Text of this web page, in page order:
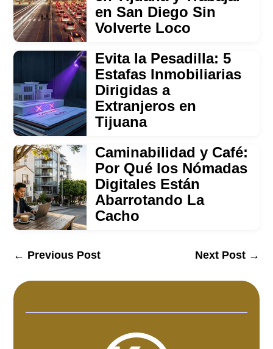
en San Diego Sin
Volverte Loco
Evita la Pesadilla: 5
Estafas Inmobiliarias
Dirigidas a
Extranjeros en
Tijuana
Caminabilidad y Café:
Por Qué los Nómadas
Digitales Están
Abarrotando La
Cacho
← Previous Post Next Post→